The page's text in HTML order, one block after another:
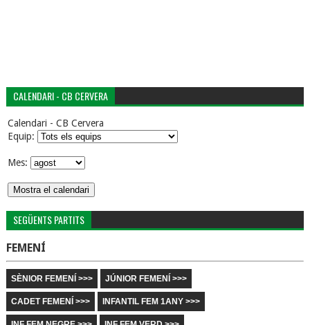
CALENDARI - CB CERVERA
Calendari - CB Cervera
Equip:
Mes:
SEGÜENTS PARTITS
FEMENÍ
SÈNIOR FEMENÍ >>> JÚNIOR FEMENÍ >>>
CADET FEMENÍ >>> INFANTIL FEM 1ANY >>>